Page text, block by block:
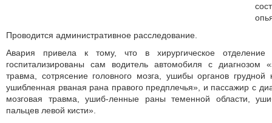
Проводится административное расследование.
Авария привела к тому, что в хирургическое
госпитализированы сам водитель автомобиля с диагнозом
травма, сотрясение головного мозга, ушибы органов
ушибленная рваная рана правого предплечья», и пассажир с
мозговая травма, ушиб-ленные раны теменной области,
пальцев левой кисти».